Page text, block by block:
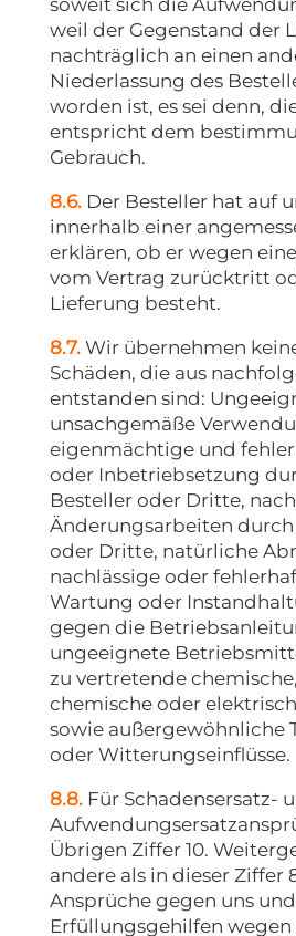
soweit sich die
weil der Gegenstand der
nachträglich an einen
Niederlassung des
worden ist, es sei denn,
entspricht dem
Gebrauch.
8.6.Der Besteller hat auf
innerhalb einer
erklären, ob er wegen
vom Vertrag zurücktritt
Lieferung besteht.
8.7.Wir übernehmen
Schäden, die aus
entstanden sind:
unsachgemäße
eigenmächtige und
oder Inbetriebsetzung
Besteller oder Dritte,
Änderungsarbeiten
oder Dritte, natürliche
nachlässige oder
Wartung oder
gegen die
ungeeignete
zu vertretende
chemische oder
sowie außergewöhnliche
oder Witterungseinflüsse.
8.8.Für Schadensersatz-
Übrigen Ziffer 10.
andere als in dieser Ziffer
Ansprüche gegen uns
Erfüllungsgehilfen wegen